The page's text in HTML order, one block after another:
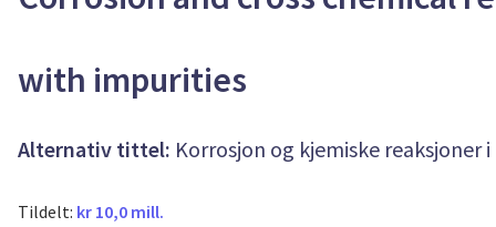
with impurities
Alternativ tittel: Korrosjon og kjemiske
Tildelt: kr 10,0 mill.